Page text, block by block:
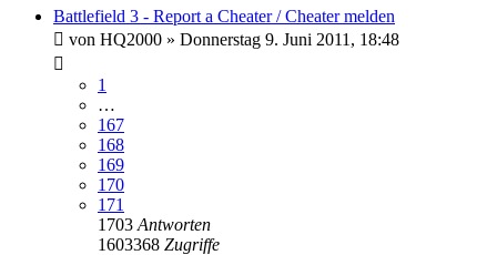
Battlefield 3 - Report a Cheater / Cheater melden
von HQ2000 » Donnerstag 9. Juni 2011, 18:48
1
…
167
168
169
170
171
1703 Antworten
1603368 Zugriffe